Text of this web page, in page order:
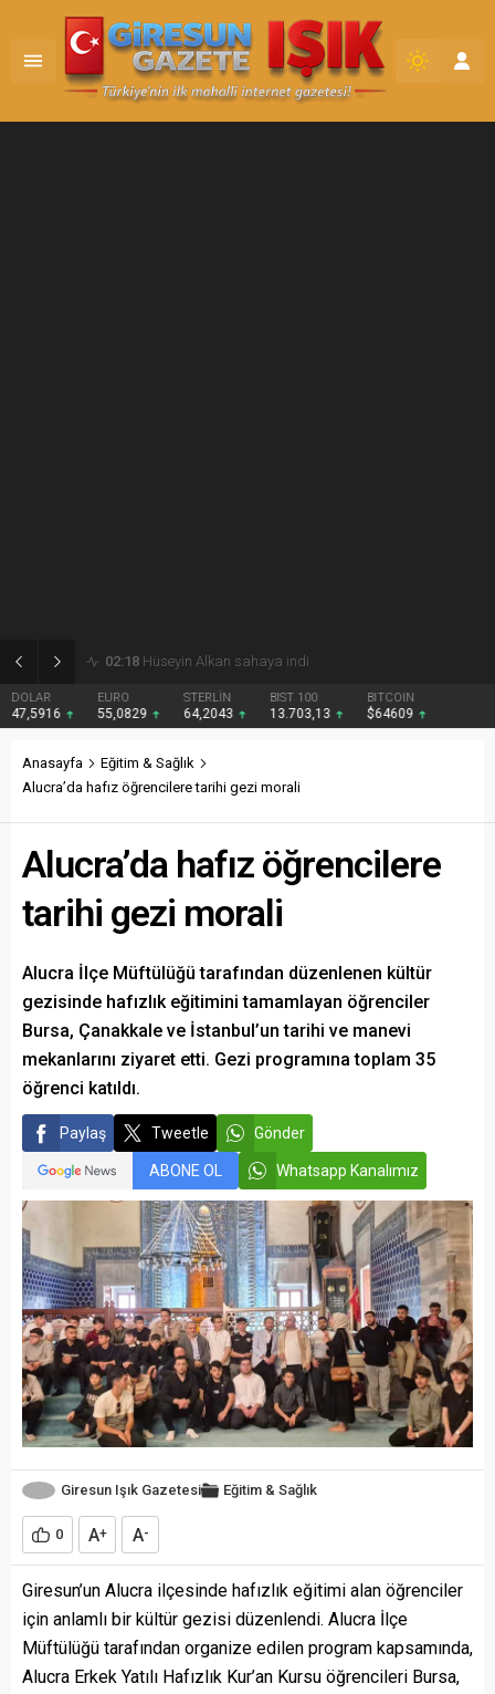
02:18 Hüseyin Alkan sahaya indi
DOLAR
47,5916
EURO
55,0829
STERLİN
64,2043
BIST 100
13.703,13
BITCOIN
$64609
Anasayfa
Eğitim & Sağlık
Alucra’da hafız öğrencilere tarihi gezi morali
Alucra’da hafız öğrencilere
tarihi gezi morali
Alucra İlçe Müftülüğü tarafından düzenlenen kültür
gezisinde hafızlık eğitimini tamamlayan öğrenciler
Bursa, Çanakkale ve İstanbul’un tarihi ve manevi
mekanlarını ziyaret etti. Gezi programına toplam 35
öğrenci katıldı.
Paylaş Tweetle Gönder
ABONE OL Whatsapp Kanalımız
Giresun Işık Gazetesi Eğitim & Sağlık
0 A+ A-
Giresun’un Alucra ilçesinde hafızlık eğitimi alan öğrenciler
için anlamlı bir kültür gezisi düzenlendi. Alucra İlçe
Müftülüğü tarafından organize edilen program kapsamında,
Alucra Erkek Yatılı Hafızlık Kur’an Kursu öğrencileri Bursa,